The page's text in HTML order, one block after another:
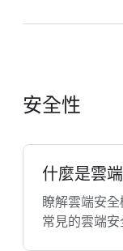
安全性
什麼是雲
瞭解雲端安
常見的雲端安